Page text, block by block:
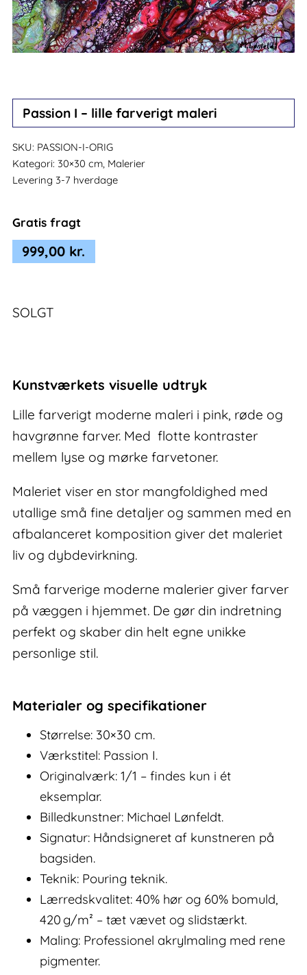
Passion I – lille farverigt maleri
SKU: PASSION-I-ORIG
Kategori: 30×30 cm, Malerier
Levering 3-7 hverdage
Gratis fragt
999,00 kr.
SOLGT
Kunstværkets visuelle udtryk
Lille farverigt moderne maleri i pink, røde og
havgrønne farver. Med flotte kontraster
mellem lyse og mørke farvetoner.
Maleriet viser en stor mangfoldighed med
utallige små fine detaljer og sammen med en
afbalanceret komposition giver det maleriet
liv og dybdevirkning.
Små farverige moderne malerier giver farver
på væggen i hjemmet. De gør din indretning
perfekt og skaber din helt egne unikke
personlige stil.
Materialer og specifikationer
Størrelse: 30×30 cm.
Værkstitel: Passion I.
Originalværk: 1/1 – findes kun i ét
eksemplar.
Billedkunstner: Michael Lønfeldt.
Signatur: Håndsigneret af kunstneren på
bagsiden.
Teknik: Pouring teknik.
Lærredskvalitet: 40% hør og 60% bomuld,
420 g/m² – tæt vævet og slidstærkt.
Maling: Professionel akrylmaling med rene
pigmenter.